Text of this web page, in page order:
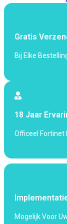
Gratis
Bij Elke
18 Jaar
Officeel Fortinet
Mogelijk Voor